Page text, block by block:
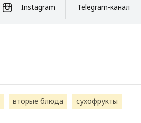
Instagram Telegram-канал
вторые блюда сухофрукты